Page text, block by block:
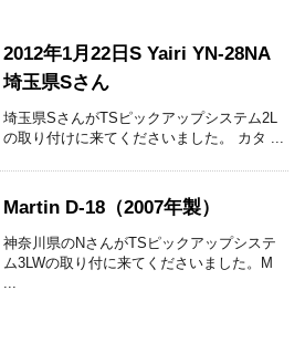
2012年1月22日S Yairi YN-28NA
埼玉県Sさん
埼玉県SさんがTSピックアップシステム2L
の取り付けに来てくださいました。 カタ ...
Martin D-18（2007年製）
神奈川県のNさんがTSピックアップシステ
ム3LWの取り付に来てくださいました。M
...